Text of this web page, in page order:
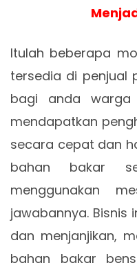
Itulah beberapa
tersedia di penjual
bagi anda warga
mendapatkan
secara cepat dan
bahan bakar
menggunakan
jawabannya. Bisnis
dan menjanjikan,
bahan bakar